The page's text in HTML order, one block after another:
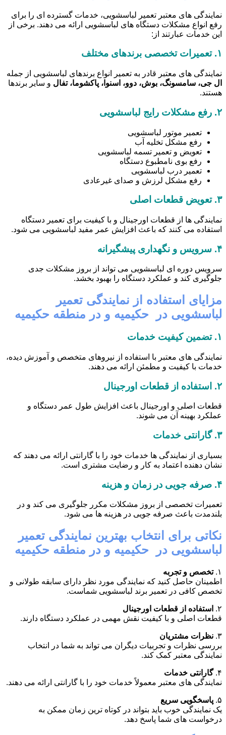
نمایندگی های معتبر تعمیر لباسشویی، خدمات گسترده ای را برای
رفع انواع مشکلات دستگاه های لباسشویی ارائه می دهند. برخی از
این خدمات عبارتند از:
۱. تعمیرات تخصصی برندهای مختلف
نمایندگی های معتبر قادر به تعمیر انواع برندهای لباسشویی از جمله
ال جی، سامسونگ، بوش، دوو، اسنوا، پاکشوما، تفال و سایر برندها
هستند.
۲. رفع مشکلات رایج لباسشویی
تعمیر موتور لباسشویی
رفع مشکل تخلیه آب
تعویض و تعمیر تسمه لباسشویی
رفع بوی نامطبوع دستگاه
تعمیر درب لباسشویی
رفع مشکل لرزش و صدای غیرعادی
۳. تعویض قطعات اصلی
نمایندگی ها از قطعات اورجینال و با کیفیت برای تعمیر دستگاه
استفاده می کنند که باعث افزایش عمر مفید لباسشویی می شود.
۴. سرویس و نگهداری پیشگیرانه
سرویس دوره ای لباسشویی می تواند از بروز مشکلات جدی
جلوگیری کند و عملکرد دستگاه را بهبود بخشد.
مزایای استفاده از نمایندگی تعمیر
لباسشویی در حکیمیه و در منطقه حکیمیه
۱. تضمین کیفیت خدمات
نمایندگی های معتبر با استفاده از نیروهای متخصص و آموزش دیده،
خدمات با کیفیت و مطمئن ارائه می دهند.
۲. استفاده از قطعات اورجینال
قطعات اصلی و اورجینال باعث افزایش طول عمر دستگاه و
عملکرد بهینه آن می شوند.
۳. گارانتی خدمات
بسیاری از نمایندگی ها خدمات خود را با گارانتی ارائه می دهند که
نشان دهنده اعتماد به کار و رضایت مشتری است.
۴. صرفه جویی در زمان و هزینه
تعمیرات تخصصی از بروز مشکلات مکرر جلوگیری می کند و در
بلندمدت باعث صرفه جویی در هزینه ها می شود.
نکاتی برای انتخاب بهترین نمایندگی تعمیر
لباسشویی در حکیمیه و در منطقه حکیمیه
۱. تخصص و تجربه
اطمینان حاصل کنید که نمایندگی مورد نظر دارای سابقه طولانی و
تخصص کافی در تعمیر برند لباسشویی شماست.
۲.
استفاده از قطعات اورجینال
قطعات اصلی و با کیفیت نقش مهمی در عملکرد دستگاه دارند.
۳. نظرات مشتریان
بررسی نظرات و تجربیات دیگران می تواند به شما در انتخاب
نمایندگی معتبر کمک کند.
۴. گارانتی خدمات
نمایندگی های معتبر معمولاً خدمات خود را با گارانتی ارائه می دهند.
۵. پاسخگویی سریع
یک نمایندگی خوب باید بتواند در کوتاه ترین زمان ممکن به
درخواست های شما پاسخ دهد.